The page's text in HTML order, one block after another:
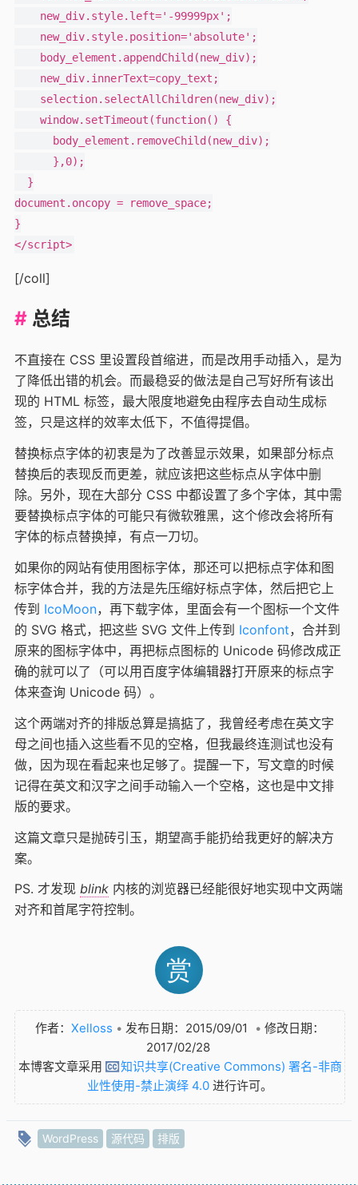
document.oncopy = remove_space;
}
[/coll]
总结
不直接在 CSS 里设置段首缩进，而是改用手动插入，是为
了降低出错的机会。而最稳妥的做法是自己写好所有该出
现的 HTML 标签，最大限度地避免由程序去自动生成标
签，只是这样的效率太低下，不值得提倡。
替换标点字体的初衷是为了改善显示效果，如果部分标点
替换后的表现反而更差，就应该把这些标点从字体中删
除。另外，现在大部分 CSS 中都设置了多个字体，其中需
要替换标点字体的可能只有微软雅黑，这个修改会将所有
字体的标点替换掉，有点一刀切。
如果你的网站有使用图标字体，那还可以把标点字体和图
标字体合并，我的方法是先压缩好标点字体，然后把它上
传到 IcoMoon，再下载字体，里面会有一个图标一个文件
的 SVG 格式，把这些 SVG 文件上传到 Iconfont，合并到
原来的图标字体中，再把标点图标的 Unicode 码修改成正
确的就可以了（可以用百度字体编辑器打开原来的标点字
体来查询 Unicode 码）。
这个两端对齐的排版总算是搞掂了，我曾经考虑在英文字
母之间也插入这些看不见的空格，但我最终连测试也没有
做，因为现在看起来也足够了。提醒一下，写文章的时候
记得在英文和汉字之间手动输入一个空格，这也是中文排
版的要求。
这篇文章只是抛砖引玉，期望高手能扔给我更好的解决方
案。
PS. 才发现 blink 内核的浏览器已经能很好地实现中文两端
对齐和首尾字符控制。
赏
作者： Xelloss • 发布日期：2015/09/01 • 修改日期：
2017/02/28
本博客文章采用
知识共享(Creative Commons) 署名-非商
业性使用-禁止演绎 4.0 进行许可。
WordPress 源代码 排版